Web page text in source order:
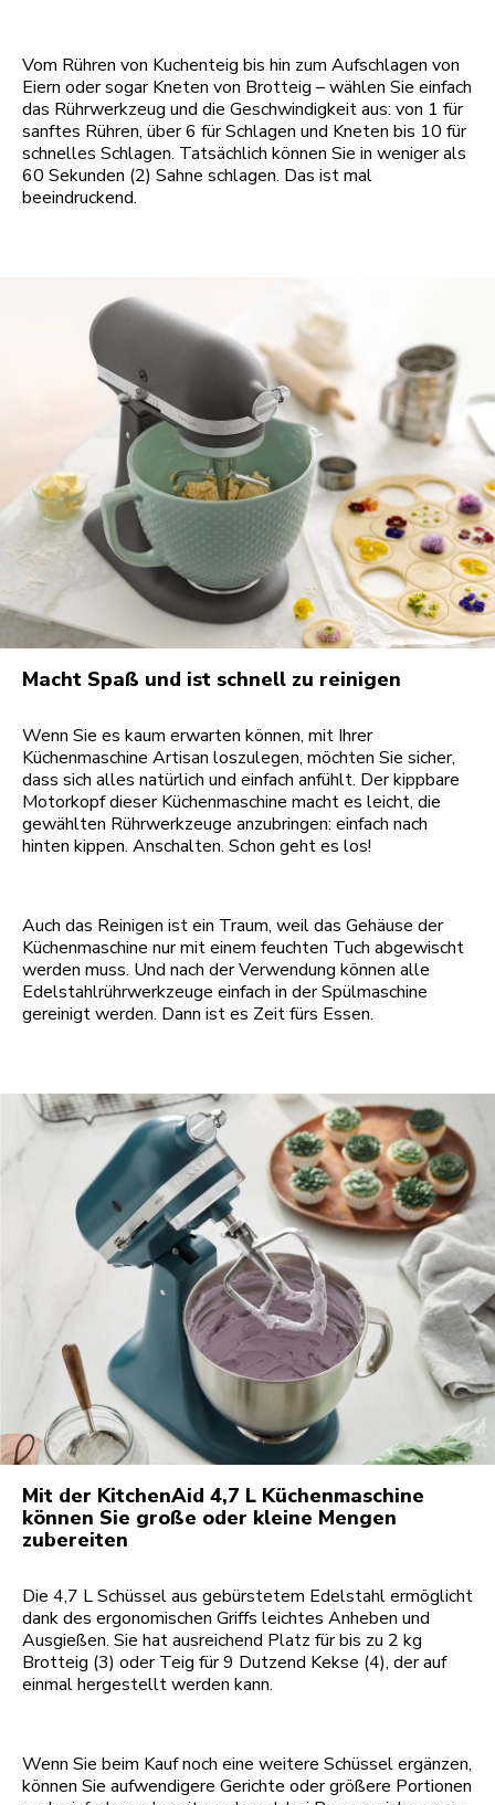
Vom Rühren von Kuchenteig bis hin zum Aufschlagen von
Eiern oder sogar Kneten von Brotteig – wählen Sie einfach
das Rührwerkzeug und die Geschwindigkeit aus: von 1 für
sanftes Rühren, über 6 für Schlagen und Kneten bis 10 für
schnelles Schlagen. Tatsächlich können Sie in weniger als
60 Sekunden (2) Sahne schlagen. Das ist mal
beeindruckend.
Macht Spaß und ist schnell zu reinigen
Wenn Sie es kaum erwarten können, mit Ihrer
Küchenmaschine Artisan loszulegen, möchten Sie sicher,
dass sich alles natürlich und einfach anfühlt. Der kippbare
Motorkopf dieser Küchenmaschine macht es leicht, die
gewählten Rührwerkzeuge anzubringen: einfach nach
hinten kippen. Anschalten. Schon geht es los!
Auch das Reinigen ist ein Traum, weil das Gehäuse der
Küchenmaschine nur mit einem feuchten Tuch abgewischt
werden muss. Und nach der Verwendung können alle
Edelstahlrührwerkzeuge einfach in der Spülmaschine
gereinigt werden. Dann ist es Zeit fürs Essen.
Mit der KitchenAid 4,7 L Küchenmaschine
können Sie große oder kleine Mengen
zubereiten
Die 4,7 L Schüssel aus gebürstetem Edelstahl ermöglicht
dank des ergonomischen Griffs leichtes Anheben und
Ausgießen. Sie hat ausreichend Platz für bis zu 2 kg
Brotteig (3) oder Teig für 9 Dutzend Kekse (4), der auf
einmal hergestellt werden kann.
Wenn Sie beim Kauf noch eine weitere Schüssel ergänzen,
können Sie aufwendigere Gerichte oder größere Portionen